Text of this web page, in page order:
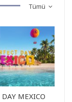
Tümü
DAY MEXICO